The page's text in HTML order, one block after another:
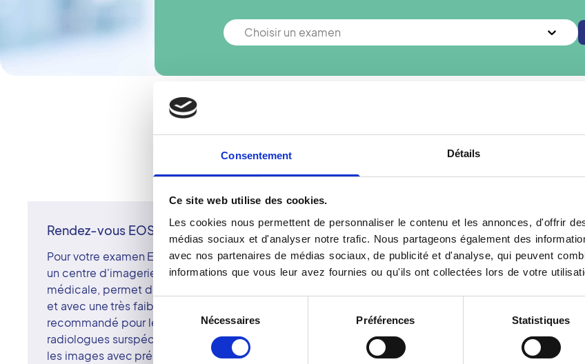
Consentement Détails
Ce site web utilise des cookies.
Les cookies nous permettent de personnaliser le contenu et les annonces, d'offrir
médias sociaux et d'analyser notre trafic. Nous partageons également des
avec nos partenaires de médias sociaux, de publicité et d'analyse, qui peuvent
informations que vous leur avez fournies ou qu'ils ont collectées lors de votre
Sélection
du
consentement
Nécessaires Préférences Statistiques
Choisir un examen
Rendez-vous EOS à La Ferte Sous Jouarre
Pour votre examen EOS à La Ferté-sous-Jouarre, prenez rendez-vous dans
un centre d'imagerie du réseau Vidi. La technologie EOS, véritable avancée
médicale, permet de visualiser le squelette complet en position naturelle
et avec une très faible dose d'irradiation. Cet examen est particulièrement
recommandé pour le suivi orthopédique et la correction posturale. Les
radiologues surspécialisés du centre de La Ferté-sous-Jouarre interprètent
les images avec précision et rigueur. Le réseau Vidi met la technologie au
Votre examen
L'examen EOS,
capturer des
X à très faible
jusqu'aux pieds.
toute sensation
images 2D
permettant une